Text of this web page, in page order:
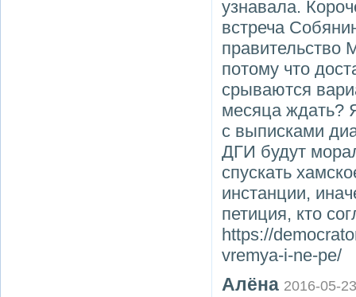
узнавала.
встреча
правительство
потому что
срываются
месяца ждать?
с выписками
ДГИ будут
спускать
инстанции,
петиция, кто
https://
vremya-i-ne-pe/
Алёна 2016-05-23